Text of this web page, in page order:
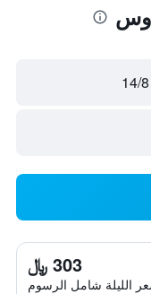
303 ﷼
الليلة شامل الرسوم